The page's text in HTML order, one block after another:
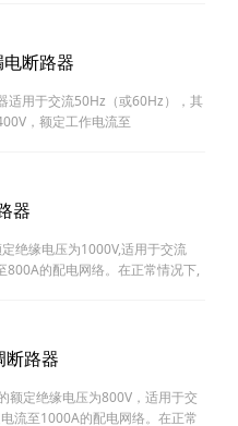
断路器
适用于交流50Hz（或60Hz），其
，额定工作电流至
器
绝缘电压为1000V,适用于交流
800A的配电网络。在正常情况下,
断路器
额定绝缘电压为800V，适用于交
流至1000A的配电网络。在正常